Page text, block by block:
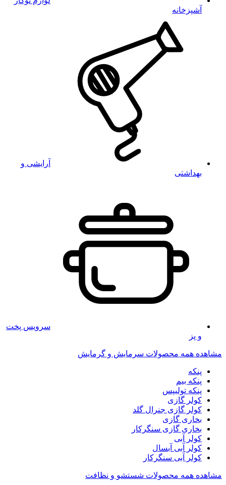
آشپزخانه
آرایشی و
بهداشتی
سرویس پخت
و پز
مشاهده همه محصولات سرمایش و گرمایش
پنکه
پنکه بیم
پنکه تولیپس
کولر گازی
کولر گازی جنرال گلد
بخاری گازی
بخاری گازی سنگرکار
کولر آبی
کولر آبی آبسال
کولر آبی سنگرکار
مشاهده همه محصولات شستشو و نظافت